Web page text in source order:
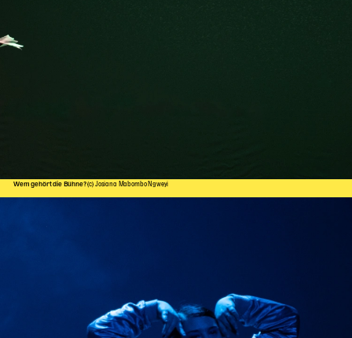
Wem gehört die Bühne?(c) Josiana Mabombo Ngweyi